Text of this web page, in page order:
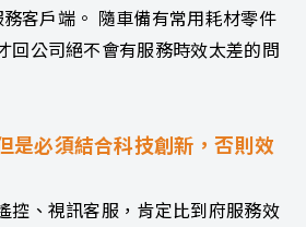
客戶端。 隨車備有常用耗材零件
回公司絕不會有服務時效太差的問
是必須結合科技創新，否則效
控、視訊客服，肯定比到府服務效